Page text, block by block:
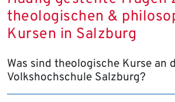
theologischen &
Kursen in Salzburg
Was sind theologische Kurse an
Volkshochschule Salzburg?